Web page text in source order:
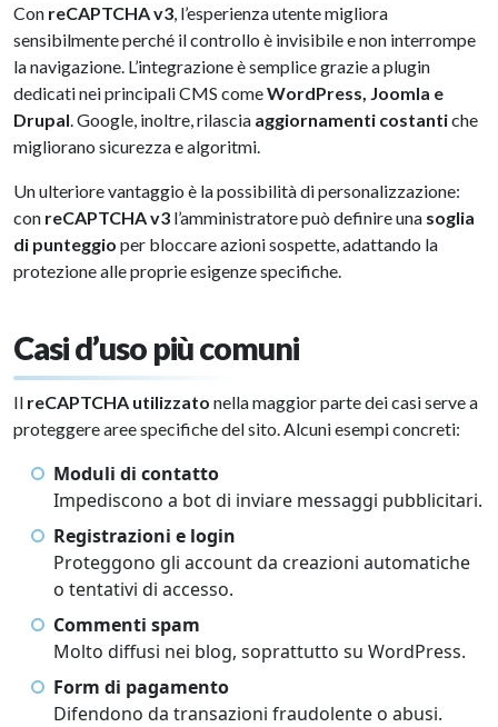
Con reCAPTCHA v3 , l’esperienza utente migliora
sensibilmente perché il controllo è invisibile e non interrompe
la navigazione. L’integrazione è semplice grazie a plugin
dedicati nei principali CMS comeWordPress, Joomla e
Drupal . Google, inoltre, rilascia aggiornamenti costantiche
migliorano sicurezza e algoritmi.
Un ulteriore vantaggio è la possibilità di personalizzazione:
con reCAPTCHA v3 l’amministratore può definire una soglia
di punteggio per bloccare azioni sospette, adattando la
protezione alle proprie esigenze specifiche.
Casi d’uso più comuni
Il reCAPTCHA utilizzato nella maggior parte dei casi serve a
proteggere aree specifiche del sito. Alcuni esempi concreti:
Moduli di contatto
Impediscono a bot di inviare messaggi pubblicitari.
Registrazioni e login
Proteggono gli account da creazioni automatiche
o tentativi di accesso.
Commenti spam
Molto diffusi nei blog, soprattutto su WordPress.
Form di pagamento
Difendono da transazioni fraudolente o abusi.